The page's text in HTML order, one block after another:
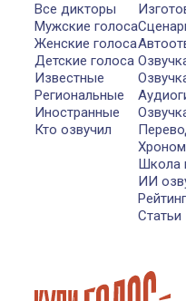
Все дикторы
Мужские голоса
Женские голоса
Детские голоса
Известные
Региональные
Иностранные
Кто озвучил
Школа
ИИ
Статьи